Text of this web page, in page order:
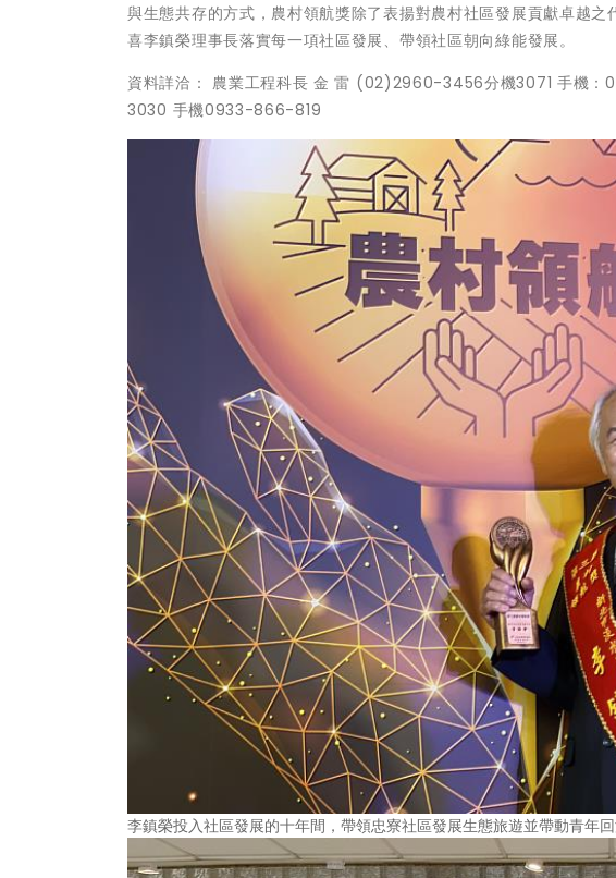
與生態共存的方式，農村領航獎除了表揚對農村社區發展貢獻卓越
喜李鎮榮理事長落實每一項社區發展、帶領社區朝向綠能發展。
資料詳洽： 農業工程科長 金 雷 (02)2960-3456分機3071 手機
3030 手機0933-866-819
李鎮榮投入社區發展的十年間，帶領忠寮社區發展生態旅遊並帶動青年